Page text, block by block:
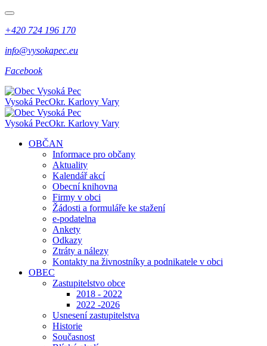
+420 724 196 170
info@vysokapec.eu
Facebook
Vysoká PecOkr. Karlovy Vary
Vysoká PecOkr. Karlovy Vary
OBČAN
Informace pro občany
Aktuality
Kalendář akcí
Obecní knihovna
Firmy v obci
Žádosti a formuláře ke stažení
e-podatelna
Ankety
Odkazy
Ztráty a nálezy
Kontakty na živnostníky a podnikatele v obci
OBEC
Zastupitelstvo obce
2018 - 2022
2022 -2026
Usnesení zastupitelstva
Historie
Současnost